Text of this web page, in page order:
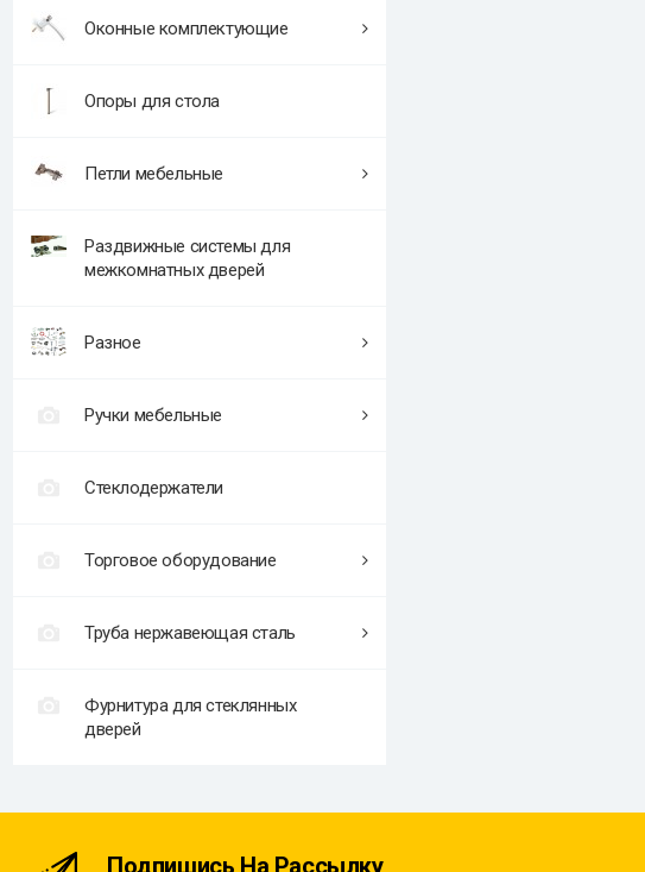
Оконные комплектующие
Опоры для стола
Петли мебельные
Раздвижные системы для
межкомнатных дверей
Разное
Ручки мебельные
Стеклодержатели
Торговое оборудование
Труба нержавеющая сталь
Фурнитура для стеклянных
дверей
Подпишись На Рассылку